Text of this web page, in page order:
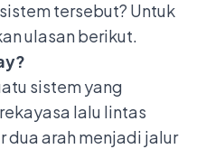
tersebut? Untuk
ulasan berikut.
sistem yang
lalu lintas
dua arah menjadi jalur